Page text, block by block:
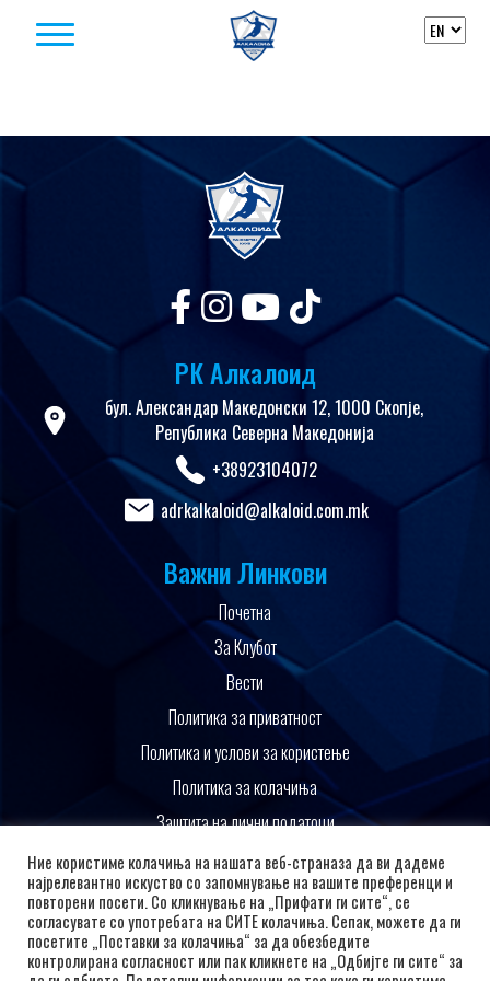
РК Алкалоид
бул. Александар Македонски 12, 1000 Скопје,
Република Северна Македонија
+38923104072
adrkalkaloid@alkaloid.com.mk
Важни Линкови
Почетна
За Клубот
Вести
Политика за приватност
Политика и услови за користење
Политика за колачиња
Заштита на лични податоци
Поддржано од
Ние користиме колачиња на нашата веб-страназа да ви дадеме
најрелевантно искуство со запомнување на вашите преференци и
повторени посети. Со кликнување на „Прифати ги сите“, се
согласувате со употребата на СИТЕ колачиња. Сепак, можете да ги
посетите „Поставки за колачиња“ за да обезбедите
контролирана согласност или пак кликнете на „Одбијте ги сите“ за